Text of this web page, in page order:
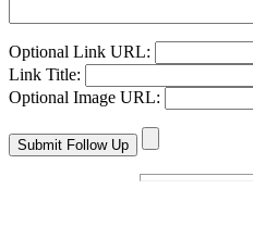
Optional Link URL:
Link Title:
Optional Image URL: